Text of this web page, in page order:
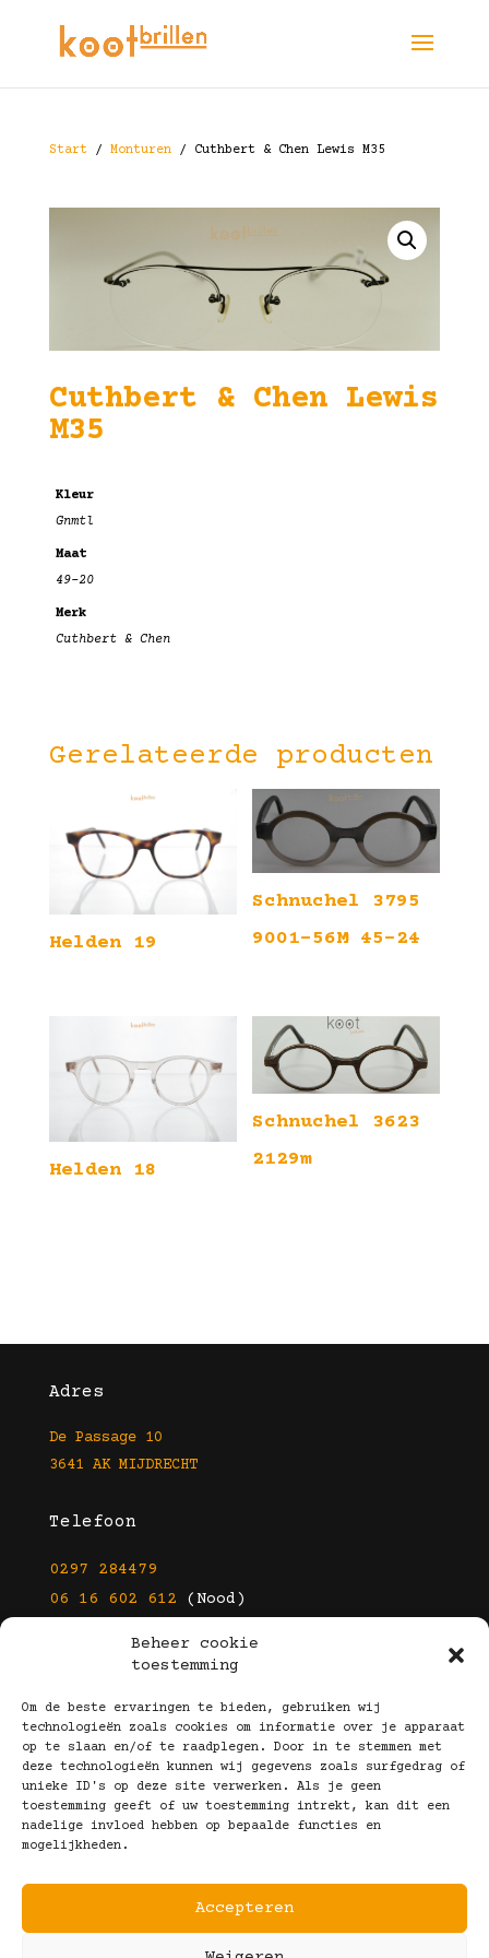
Beheer cookie
toestemming
Om de beste ervaringen te bieden, gebruiken wij
technologieën zoals cookies om informatie over je apparaat
op te slaan en/of te raadplegen. Door in te stemmen met
deze technologieën kunnen wij gegevens zoals surfgedrag of
unieke ID's op deze site verwerken. Als je geen
toestemming geeft of uw toestemming intrekt, kan dit een
nadelige invloed hebben op bepaalde functies en
mogelijkheden.
Accepteren
Start/ Monturen/ Cuthbert & Chen Lewis M35
Cuthbert & Chen Lewis
M35
Kleur
Gnmtl
Maat
49-20
Merk
Cuthbert & Chen
Gerelateerde producten
Helden 19
Schnuchel 3795
9001-56M 45-24
Helden 18
Schnuchel 3623
2129m
Adres
De Passage 10
3641 AK MIJDRECHT
Telefoon
0297 284479
06 16 602 612 (Nood)
info@kootbrillen.nl
Volg Ons!
Copyright © 2025 Koot Brillen